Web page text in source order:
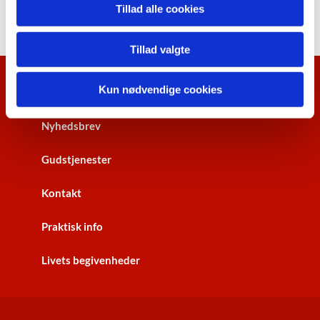
Tillad alle cookies
Tillad valgte
Kun nødvendige cookies
Kalenderoversigt
Nyhedsbrev
Gudstjenester
Kontakt
Praktisk info
Livets begivenheder